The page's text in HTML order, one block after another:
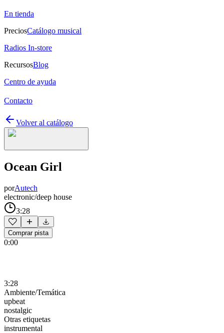
En tienda
PreciosCatálogo musical
Radios In-store
RecursosBlog
Centro de ayuda
Contacto
Volver al catálogo
Ocean Girl
porAutech
electronic/deep house
3:28
Comprar pista
0:00
3:28
Ambiente/Temática
upbeat
nostalgic
Otras etiquetas
instrumental